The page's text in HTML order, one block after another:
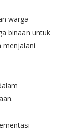
warga
binaan untuk
menjalani